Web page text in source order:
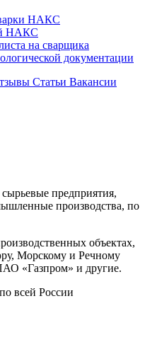
НАКС
НАКС
на сварщика
документации
Статьи Вакансии
предприятия,
производства, по
объектах,
Морскому и Речному
«Газпром» и другие.
всей России